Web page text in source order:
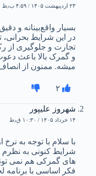
۲۳ اردیبهشت ۱۴۰۵ / ۴:۵۹ ب٫ظ
بسیار واقع‌بینانه و
در این شرایط بحرانی،
تجارت و جلوگیری از
و گمرک بالا باعث
میشه. ممنون از انصاف
۲
شهروز علیپور
۱۴ خرداد ۱۴۰۵ / ۱۰:۳۰ ق٫ظ
با سلام با توجه به
شرایط کنونی به
های گمرکی هم نمی تونه
فکر اساسی با برنامه